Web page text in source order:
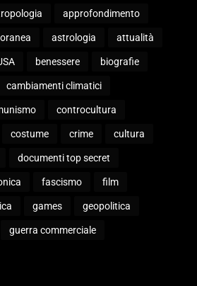
approfondimento
astrologia attualità
benessere biografie
cambiamenti climatici
controcultura
costume crime cultura
documenti top secret
fascismo film
games geopolitica
guerra commerciale